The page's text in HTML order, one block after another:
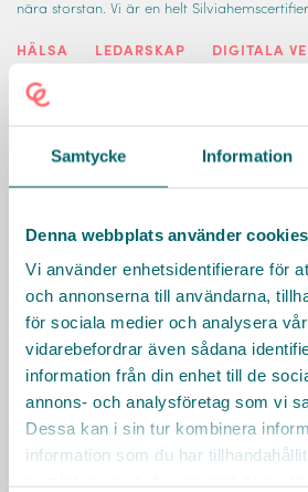
Samtycke Information
Denna webbplats använder cookies
Vi använder enhetsidentifierare för
och annonserna till användarna,
för sociala medier och analysera
vidarebefordrar även sådana
information från din enhet till de
annons- och analysföretag som vi
Dessa kan i sin tur kombinera
information som du har
nära storstan. Vi är en helt
HÄLSA LEDARSKAP DIGITALA